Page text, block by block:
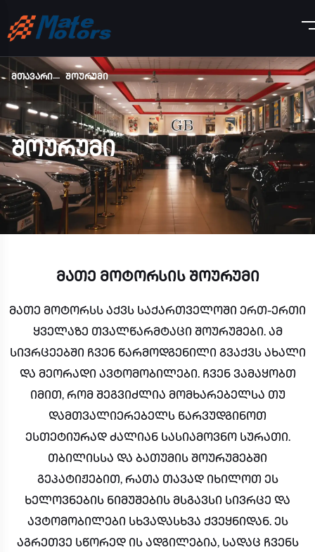
მთავარი შოურუმი
შოურუმი
მათე მოტორსის შოურუმი
მათე მოტორსს აქვს საქართველოში ერთ-ერთი
ყველაზე თვალწარმტაცი შოურუმები. ამ
სივრცეებში ჩვენ წარმოდგენილი გვაქვს ახალი
და მეორადი ავტომობილები. ჩვენ ვამაყობთ
იმით, რომ შეგვიძლია მომხარებელსა თუ
დამთვალიერებელს წარვუდგინოთ
ესთეტიურად ძალიან სასიამოვნო სურათი.
თბილისსა და ბათუმის შოურუმებში
გეპატიჟებით, რათა თავად იხილოთ ეს
ხელოვნების ნიმუშების მსგავსი სივრცე და
ავტომობილები სხვადასხვა ქვეყნიდან. ეს
აგრეთვე სწორედ ის ადგილებია, სადაც ჩვენს